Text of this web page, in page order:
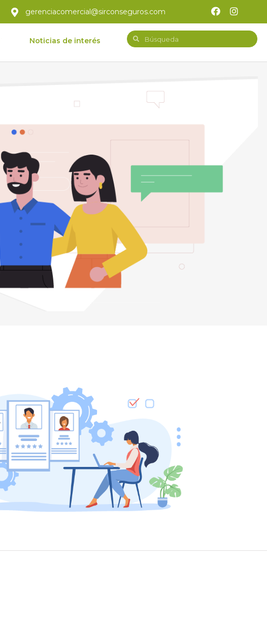
gerenciacomercial@sirconseguros.com
Noticias de interés